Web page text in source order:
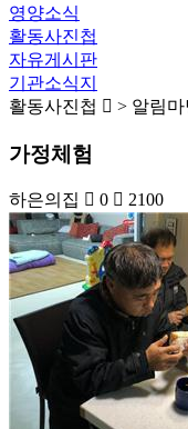
영양소식
활동사진첩
자유게시판
기관소식지
활동사진첩
> 알림
가정체험
하은의집 0 2100